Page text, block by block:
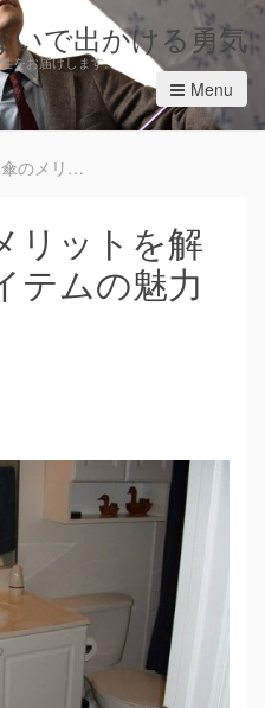
いで出かける勇気
をお届けします。
Menu
利なアイテムの魅力とは？
リットを解
テムの魅力